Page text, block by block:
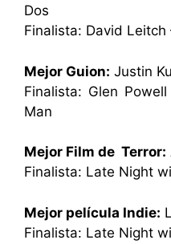
Dos
Finalista: David Leitch
Mejor Guion: Justin
Finalista: Glen
Man
Mejor Film de Terror:
Finalista: Late Night
Mejor película Indie:
Finalista: Late Night